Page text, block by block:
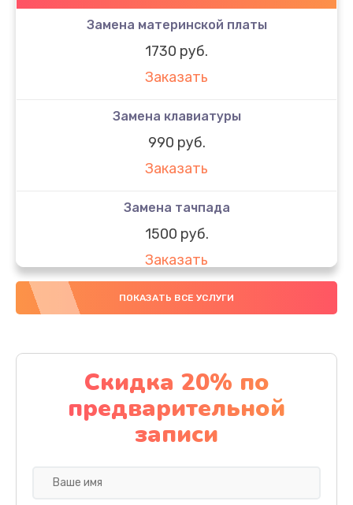
Замена материнской платы
1730 руб.
Заказать
Замена клавиатуры
990 руб.
Заказать
Замена тачпада
1500 руб.
Заказать
Замена южного моста
Заказать
Чистка от пыли
1060 руб.
Заказать
ПОКАЗАТЬ ВСЕ УСЛУГИ
Скидка 20% по
предварительной
записи